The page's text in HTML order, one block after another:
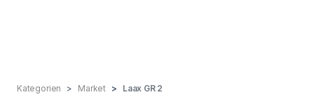
Kategorien Market Laax GR 2